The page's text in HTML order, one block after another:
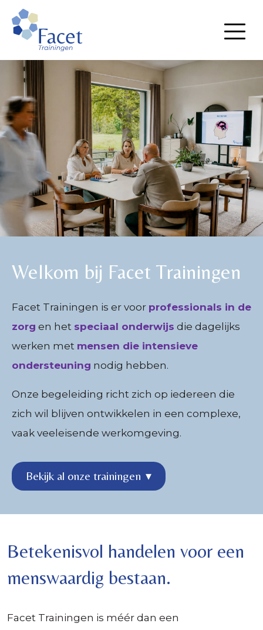
Welkom bij Facet Trainingen
Facet Trainingen is er voor professionals in de
zorg en het speciaal onderwijs die dagelijks
werken met mensen die intensieve
ondersteuning nodig hebben.
Onze begeleiding richt zich op iedereen die
zich wil blijven ontwikkelen in een complexe,
vaak veeleisende werkomgeving.
Bekijk al onze trainingen ▾
Betekenisvol handelen voor een
menswaardig bestaan.
Facet Trainingen is méér dan een